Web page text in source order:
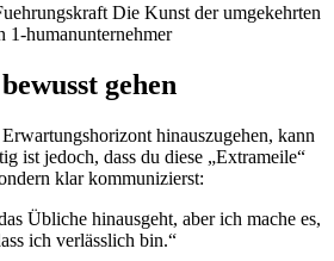
gehen
hinauszugehen, kann
ist jedoch, dass du diese „Extrameile“
klar kommunizierst:
Übliche hinausgeht, aber ich mache es,
ich verlässlich bin.“